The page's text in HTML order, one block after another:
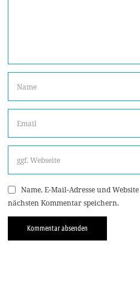
Name, E-Mail-Adresse und
nächsten Kommentar speichern.